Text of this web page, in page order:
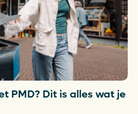
PMD? Dit is alles wat je